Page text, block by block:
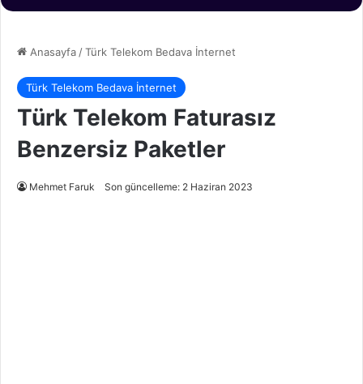
Anasayfa/Türk Telekom Bedava İnternet
Türk Telekom Bedava İnternet
Türk Telekom Faturasız
Benzersiz Paketler
Mehmet Faruk Son güncelleme: 2 Haziran 2023